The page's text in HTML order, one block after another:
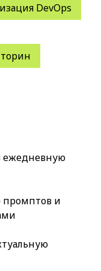
DevOps
ежедневную
промптов и